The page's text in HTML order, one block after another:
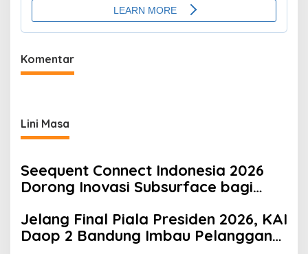
Komentar
Lini Masa
Seequent Connect Indonesia 2026
Dorong Inovasi Subsurface bagi
Infrastruktur
Jelang Final Piala Presiden 2026, KAI
Daop 2 Bandung Imbau Pelanggan